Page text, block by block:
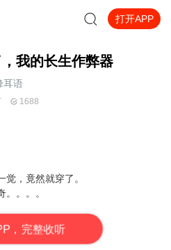
打开APP
我的长生作弊器
耳语
1688
，竟然就穿了。
。。。
P，完整收听